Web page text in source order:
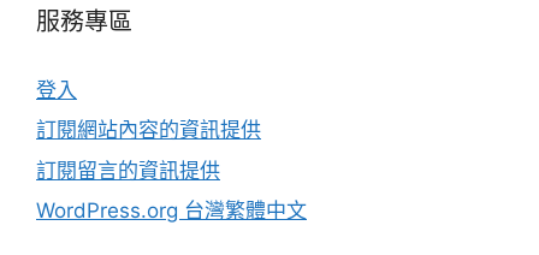
服務專區
登入
訂閱網站內容的資訊提供
訂閱留言的資訊提供
WordPress.org 台灣繁體中文